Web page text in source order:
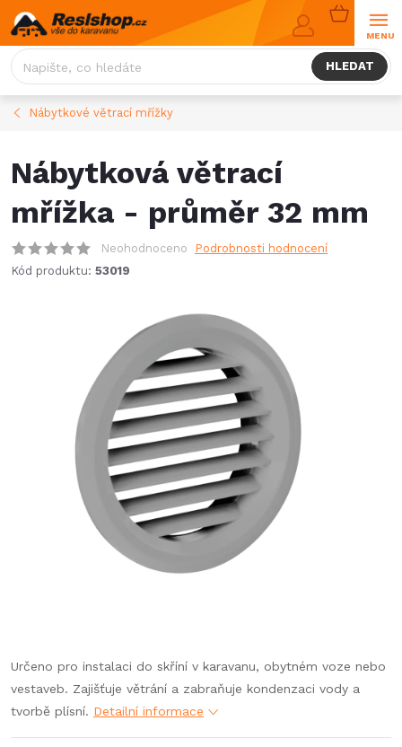
Přejít
na
obsah
HLEDAT
NÁKUPNÍ
KOŠÍK
Nábytkové větrací mřížky
Nábytková větrací
mřížka - průměr 32 mm
Neohodnoceno
Podrobnosti hodnocení
Kód produktu: 53019
Určeno pro instalaci do skříní v karavanu, obytném voze nebo
vestaveb. Zajišťuje větrání a zabraňuje kondenzaci vody a
tvorbě plísní. Detailní informace